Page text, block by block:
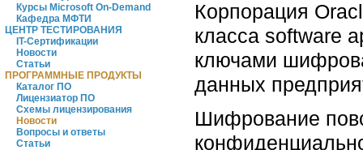
Курсы Microsoft On-Demand
Кафедра МФТИ
ЦЕНТР ТЕСТИРОВАНИЯ
IT-Сертификации
Новости
Статьи
ПРОГРАММНЫЕ ПРОДУКТЫ
Каталог ПО
Лицензиатор ПО
Схемы лицензирования
Новости
Вопросы и ответы
Статьи
Корпорация
класса software
ключами
данных
Шифрование